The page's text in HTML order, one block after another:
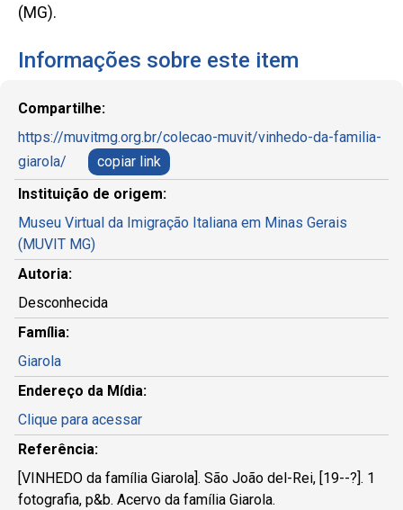
(MG).
Informações sobre este item
Compartilhe:
https://muvitmg.org.br/colecao-muvit/vinhedo-da-familia-
giarola/
copiar link
Instituição de origem:
Museu Virtual da Imigração Italiana em Minas Gerais
(MUVIT MG)
Autoria:
Desconhecida
Família:
Giarola
Endereço da Mídia:
Clique para acessar
Referência:
[VINHEDO da família Giarola]. São João del-Rei, [19--?]. 1
fotografia, p&b. Acervo da família Giarola.